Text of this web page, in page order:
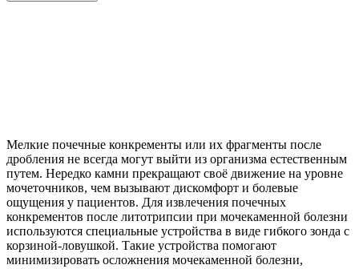
Мелкие почечные конкременты или их фрагменты после
дробления не всегда могут выйти из организма естественным
путем. Нередко камни прекращают своё движение на уровне
мочеточников, чем вызывают дискомфорт и болевые
ощущения у пациентов. Для извлечения почечных
конкрементов после литотрипсии при мочекаменной болезни
используются специальные устройства в виде гибкого зонда с
корзиной-ловушкой. Такие устройства помогают
минимизировать осложнения мочекаменной болезни,